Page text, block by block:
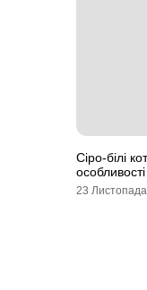
Сіро-білі
23